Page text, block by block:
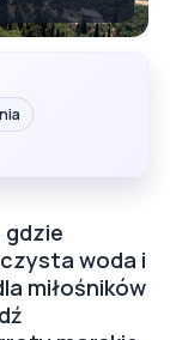
gdzie
woda i
miłośników